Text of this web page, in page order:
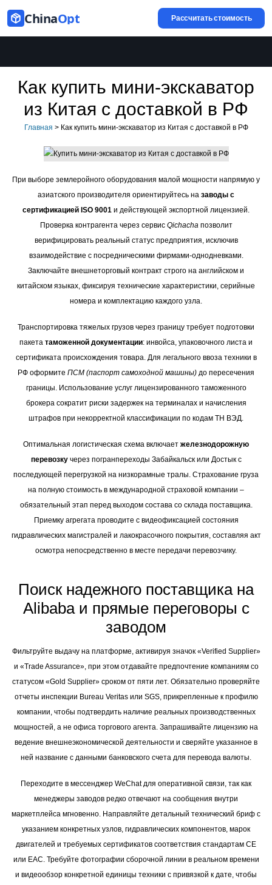
ChinaOpt Рассчитать стоимость
Как купить мини-экскаватор
из Китая с доставкой в РФ
Главная > Как купить мини-экскаватор из Китая с доставкой в РФ
При выборе землеройного оборудования малой мощности напрямую у
азиатского производителя ориентируйтесь на заводы с
сертификацией ISO 9001 и действующей экспортной лицензией.
Проверка контрагента через сервис Qichachaпозволит
верифицировать реальный статус предприятия, исключив
взаимодействие с посредническими фирмами-однодневками.
Заключайте внешнеторговый контракт строго на английском и
китайском языках, фиксируя технические характеристики, серийные
номера и комплектацию каждого узла.
Транспортировка тяжелых грузов через границу требует подготовки
пакета таможенной документации: инвойса, упаковочного листа и
сертификата происхождения товара. Для легального ввоза техники в
РФ оформите ПСМ (паспорт самоходной машины) до пересечения
границы. Использование услуг лицензированного таможенного
брокера сократит риски задержек на терминалах и начисления
штрафов при некорректной классификации по кодам ТН ВЭД.
Оптимальная логистическая схема включает железнодорожную
перевозкучерез погранпереходы Забайкальск или Достык с
последующей перегрузкой на низкорамные тралы. Страхование груза
на полную стоимость в международной страховой компании –
обязательный этап перед выходом состава со склада поставщика.
Приемку агрегата проводите с видеофиксацией состояния
гидравлических магистралей и лакокрасочного покрытия, составляя акт
осмотра непосредственно в месте передачи перевозчику.
Поиск надежного поставщика на
Alibaba и прямые переговоры с
заводом
Фильтруйте выдачу на платформе, активируя значок «Verified Supplier»
и «Trade Assurance», при этом отдавайте предпочтение компаниям со
статусом «Gold Supplier» сроком от пяти лет. Обязательно проверяйте
отчеты инспекции Bureau Veritas или SGS, прикрепленные к профилю
компании, чтобы подтвердить наличие реальных производственных
мощностей, а не офиса торгового агента. Запрашивайте лицензию на
ведение внешнеэкономической деятельности и сверяйте указанное в
ней название с данными банковского счета для перевода валюты.
Переходите в мессенджер WeChat для оперативной связи, так как
менеджеры заводов редко отвечают на сообщения внутри
маркетплейса мгновенно. Направляйте детальный технический бриф с
указанием конкретных узлов, гидравлических компонентов, марок
двигателей и требуемых сертификатов соответствия стандартам CE
или EAC. Требуйте фотографии сборочной линии в реальном времени
и видеообзор конкретной единицы техники с привязкой к дате, чтобы